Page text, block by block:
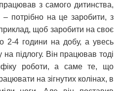
з самого дитинства,
потрібно на це заробити, з
щоб заробити на своє
2-4 години на добу, а увесь
підлогу. Він працював тоді
роботи, а саме те, що
на зігнутих колінах, в